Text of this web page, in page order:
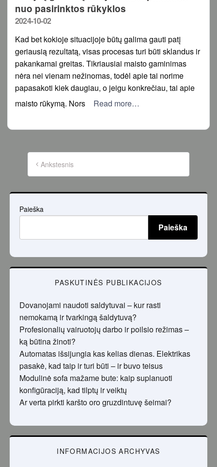
nuo pasirinktos rūkyklos
Posted
2024-10-02
Kad bet kokioje situacijoje būtų galima gauti patį
geriausią rezultatą, visas procesas turi būti sklandus ir
pakankamai greitas. Tikriausiai maisto gaminimas
nėra nei vienam nežinomas, todėl apie tai norime
papasakoti kiek daugiau, o jeigu konkrečiau, tai apie
maisto rūkymą. Nors
Read more…
Įrašų
puslapiavimas
Ankstesnis
Paieška
Paieška
PASKUTINĖS PUBLIKACIJOS
Dovanojami naudoti saldytuvai – kur rasti
nemokamą ir tvarkingą šaldytuvą?
Profesionalių vairuotojų darbo ir poilsio režimas –
ką būtina žinoti?
Automatas išsijungia kas kelias dienas. Elektrikas
pasakė, kad taip ir turi būti – ir buvo teisus
Modulinė sofa mažame bute: kaip suplanuoti
konfigūraciją, kad tilptų ir veiktų
Ar verta pirkti karšto oro gruzdintuvę šeimai?
INFORMACIJOS ARCHYVAS